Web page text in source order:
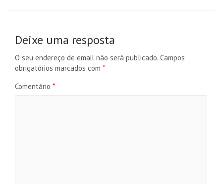
Deixe uma resposta
O seu endereço de email não será publicado. Campos
obrigatórios marcados com *
Comentário *